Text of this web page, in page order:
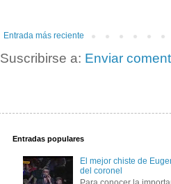
Entrada más reciente
Suscribirse a: Enviar
Entradas populares
El mejor chiste de
del coronel